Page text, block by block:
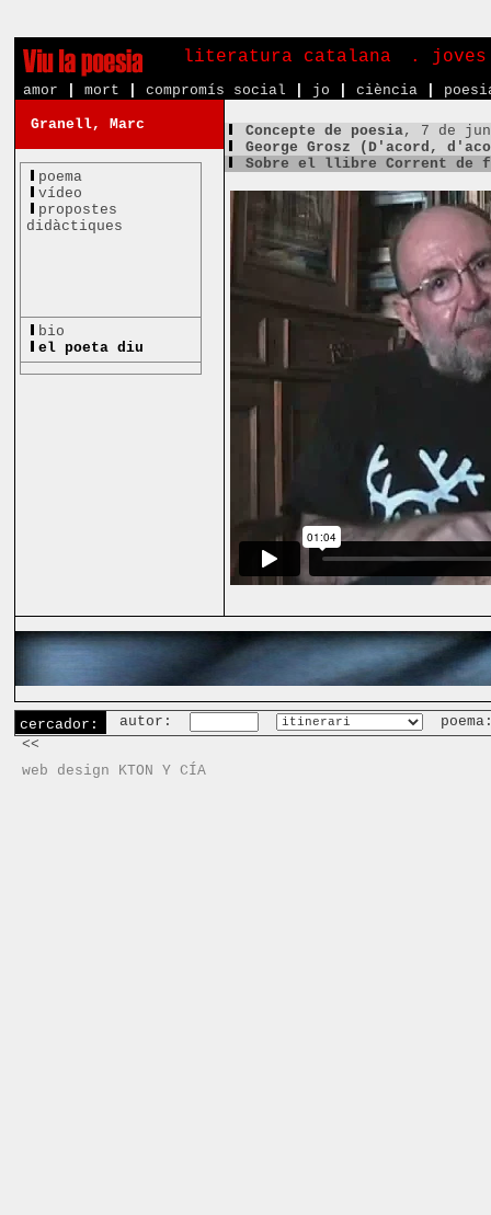
literatura catalana .
amor mort compromís social jo ciència
Granell, Marc
poema
vídeo
propostes
didàctiques
bio
el poeta diu
Concepte de poesia, 7 de
George Grosz (D'acord,
Sobre el llibre Corrent de
cercador: autor:
<<
web design KTON Y CÍA